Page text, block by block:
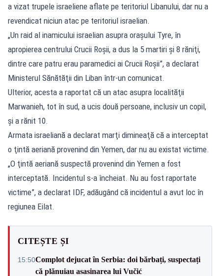
a vizat trupele israeliene aflate pe teritoriul Libanului, dar nu a
revendicat niciun atac pe teritoriul israelian.
„Un raid al inamicului israelian asupra oraşului Tyre, în
apropierea centrului Crucii Roşii, a dus la 5 martiri şi 8 răniţi,
dintre care patru erau paramedici ai Crucii Roşii”, a declarat
Ministerul Sănătăţii din Liban într-un comunicat.
Ulterior, acesta a raportat că un atac asupra localităţii
Marwanieh, tot în sud, a ucis două persoane, inclusiv un copil,
şi a rănit 10.
Armata israeliană a declarat marţi dimineaţă că a interceptat
o ţintă aeriană provenind din Yemen, dar nu au existat victime.
„O ţintă aeriană suspectă provenind din Yemen a fost
interceptată. Incidentul s-a încheiat. Nu au fost raportate
victime”, a declarat IDF, adăugând că incidentul a avut loc în
regiunea Eilat.
CITEȘTE ȘI
15:50Complot dejucat în Serbia: doi bărbați, suspectați
că plănuiau asasinarea lui Vučić